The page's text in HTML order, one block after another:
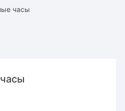
часы